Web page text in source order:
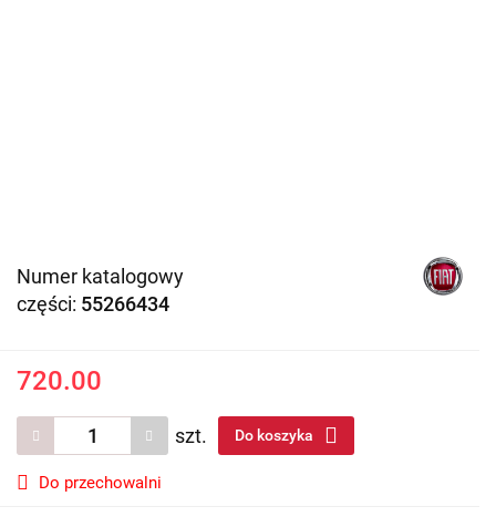
Numer katalogowy
części: 55266434
720.00
szt. Do koszyka
Do przechowalni